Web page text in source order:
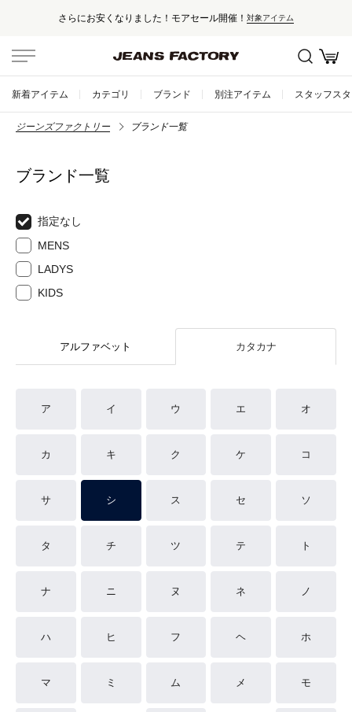
さらにお安くなりました！モアセール開催！ 対象アイテム
新着アイテム カテゴリ ブランド 別注アイテム スタッフス
ジーンズファクトリー ブランド一覧
ブランド一覧
指定なし
MENS
LADYS
KIDS
アルファベット カタカナ
ア イ ウ エ オ
カ キ ク ケ コ
サ シ ス セ ソ
タ チ ツ テ ト
ナ ニ ヌ ネ ノ
ハ ヒ フ ヘ ホ
マ ミ ム メ モ